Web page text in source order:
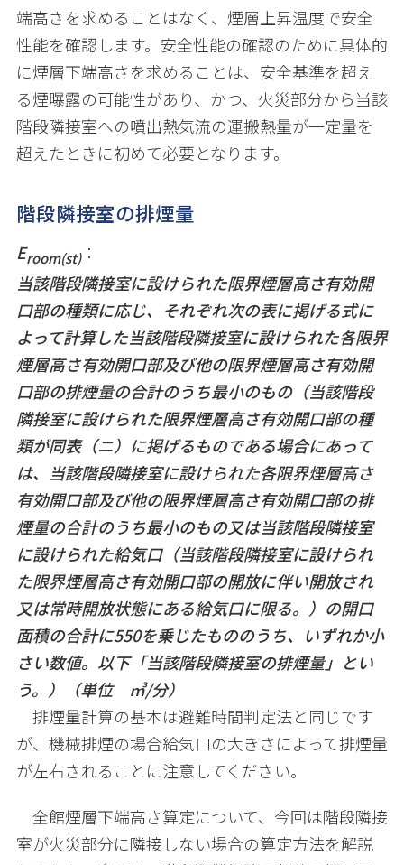
端高さを求めることはなく、煙層上昇温度で安全
性能を確認します。安全性能の確認のために具体的
に煙層下端高さを求めることは、安全基準を超え
る煙曝露の可能性があり、かつ、火災部分から当該
階段隣接室への噴出熱気流の運搬熱量が一定量を
超えたときに初めて必要となります。
階段隣接室の排煙量
Eroom(st)：
当該階段隣接室に設けられた限界煙層高さ有効開
口部の種類に応じ、それぞれ次の表に掲げる式に
よって計算した当該階段隣接室に設けられた各限界
煙層高さ有効開口部及び他の限界煙層高さ有効開
口部の排煙量の合計のうち最小のもの（当該階段
隣接室に設けられた限界煙層高さ有効開口部の種
類が同表（ニ）に掲げるものである場合にあって
は、当該階段隣接室に設けられた各限界煙層高さ
有効開口部及び他の限界煙層高さ有効開口部の排
煙量の合計のうち最小のもの又は当該階段隣接室
に設けられた給気口（当該階段隣接室に設けられ
た限界煙層高さ有効開口部の開放に伴い開放され
又は常時開放状態にある給気口に限る。）の開口
面積の合計に550を乗じたもののうち、いずれか小
さい数値。以下「当該階段隣接室の排煙量」とい
う。）（単位 ㎥/分）
排煙量計算の基本は避難時間判定法と同じです
が、機械排煙の場合給気口の大きさによって排煙量
が左右されることに注意してください。
全館煙層下端高さ算定について、今回は階段隣接
室が火災部分に隣接しない場合の算定方法を解説